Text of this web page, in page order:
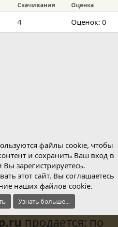
Скачивания Оценка
4
0
.
Оценок: 0
файлы cookie, чтобы
и сохранить Ваш вход в
Вы зарегистрируетесь.
этот сайт, Вы соглашаетесь
наших файлов cookie.
Узнать больше...
продается: по